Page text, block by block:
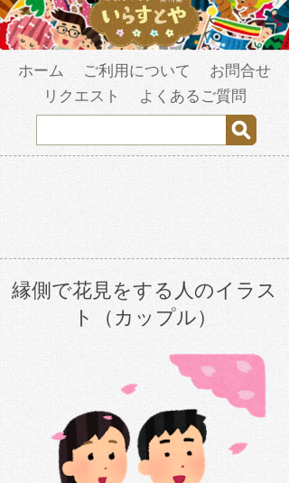
ホーム ご利用について
お問合せ
リクエスト
よくあるご質問
縁側で花見をする人のイラス
ト（カップル）